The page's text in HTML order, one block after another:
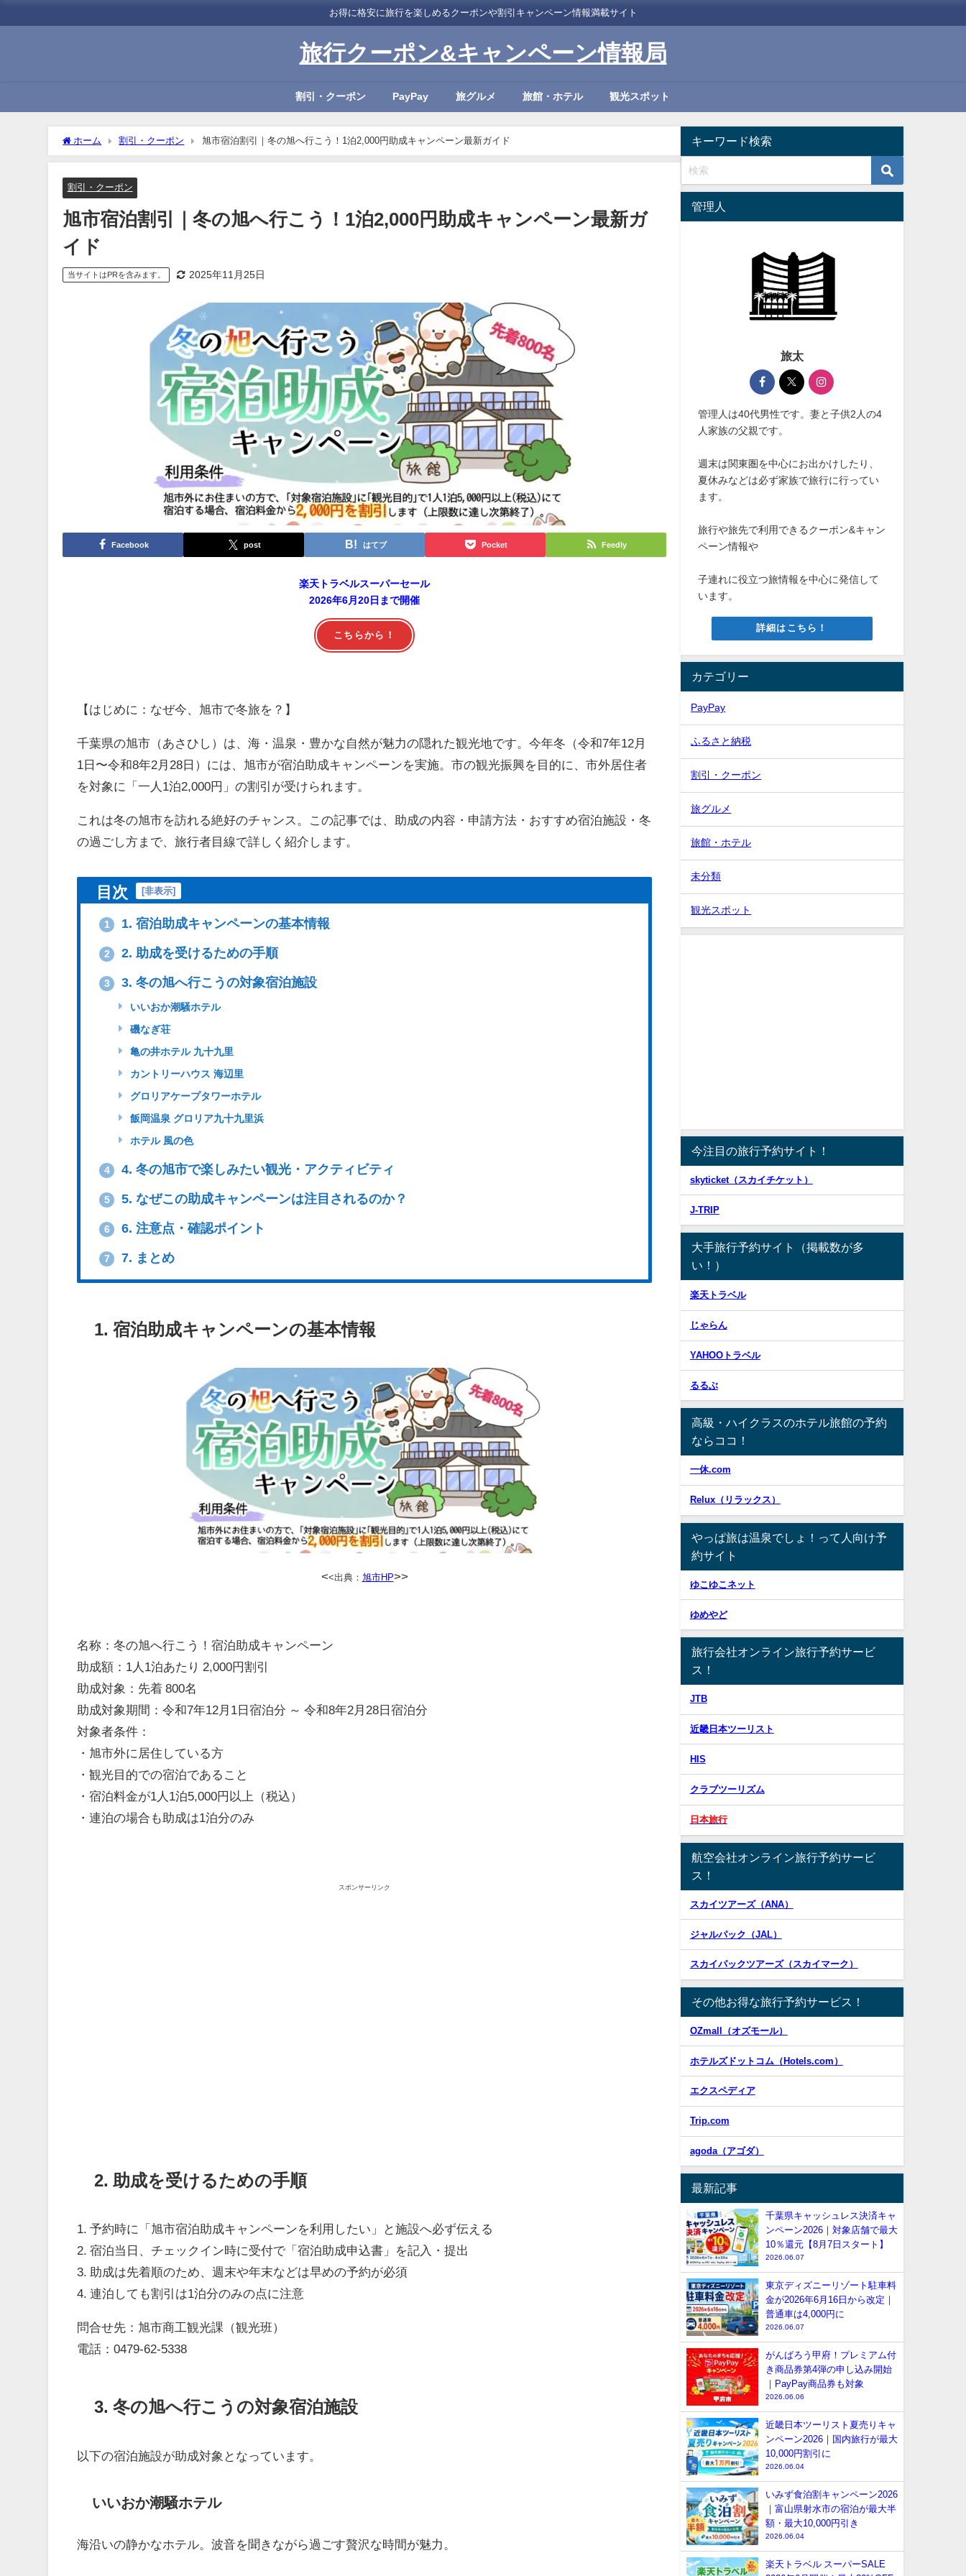
お得に格安に旅行を楽しめるクーポンや割引キャンペーン情報満載サイト
旅行クーポン&キャンペーン情報局
割引・クーポン PayPay 旅グルメ 旅館・ホテル 観光スポット
ホーム 割引・クーポン 旭市宿泊割引｜冬の旭へ行こう！1泊2,000円助成キャンペーン最新ガイド
割引・クーポン
旭市宿泊割引｜冬の旭へ行こう！1泊2,000円助成キャンペーン最新ガ
イド
当サイトはPRを含みます。 2025年11月25日
Facebook post はてブ Pocket Feedly
楽天トラベルスーパーセール
2026年6月20日まで開催
こちらから！
【はじめに：なぜ今、旭市で冬旅を？】
千葉県の旭市（あさひし）は、海・温泉・豊かな自然が魅力の隠れた観光地です。今年冬（令和7年12月
1日〜令和8年2月28日）には、旭市が宿泊助成キャンペーンを実施。市の観光振興を目的に、市外居住者
を対象に「一人1泊2,000円」の割引が受けられます。
これは冬の旭市を訪れる絶好のチャンス。この記事では、助成の内容・申請方法・おすすめ宿泊施設・冬
の過ごし方まで、旅行者目線で詳しく紹介します。
目次 [非表示]
1 1. 宿泊助成キャンペーンの基本情報
2 2. 助成を受けるための手順
3 3. 冬の旭へ行こうの対象宿泊施設
いいおか潮騒ホテル
磯なぎ荘
亀の井ホテル 九十九里
カントリーハウス 海辺里
グロリアケープタワーホテル
飯岡温泉 グロリア九十九里浜
ホテル 風の色
4 4. 冬の旭市で楽しみたい観光・アクティビティ
5 5. なぜこの助成キャンペーンは注目されるのか？
6 6. 注意点・確認ポイント
7 7. まとめ
1. 宿泊助成キャンペーンの基本情報
<<出典： 旭市HP>>
名称：冬の旭へ行こう！宿泊助成キャンペーン
助成額：1人1泊あたり 2,000円割引
助成対象：先着 800名
助成対象期間：令和7年12月1日宿泊分 ～ 令和8年2月28日宿泊分
対象者条件：
・旭市外に居住している方
・観光目的での宿泊であること
・宿泊料金が1人1泊5,000円以上（税込）
・連泊の場合も助成は1泊分のみ
スポンサーリンク
2. 助成を受けるための手順
1. 予約時に「旭市宿泊助成キャンペーンを利用したい」と施設へ必ず伝える
2. 宿泊当日、チェックイン時に受付で「宿泊助成申込書」を記入・提出
3. 助成は先着順のため、週末や年末などは早めの予約が必須
4. 連泊しても割引は1泊分のみの点に注意
問合せ先：旭市商工観光課（観光班）
電話：0479-62-5338
3. 冬の旭へ行こうの対象宿泊施設
以下の宿泊施設が助成対象となっています。
いいおか潮騒ホテル
海沿いの静かなホテル。波音を聞きながら過ごす贅沢な時間が魅力。
キーワード検索
管理人
旅太
管理人は40代男性です。妻と子供2人の4
人家族の父親です。
週末は関東圏を中心にお出かけしたり、
夏休みなどは必ず家族で旅行に行ってい
ます。
旅行や旅先で利用できるクーポン&キャン
ペーン情報や
子連れに役立つ旅情報を中心に発信して
います。
詳細はこちら！
カテゴリー
PayPay
ふるさと納税
割引・クーポン
旅グルメ
旅館・ホテル
未分類
観光スポット
今注目の旅行予約サイト！
skyticket（スカイチケット）
J-TRIP
大手旅行予約サイト（掲載数が多
い！）
楽天トラベル
じゃらん
YAHOOトラベル
るるぶ
高級・ハイクラスのホテル旅館の予約
ならココ！
一休.com
Relux（リラックス）
やっぱ旅は温泉でしょ！って人向け予
約サイト
ゆこゆこネット
ゆめやど
旅行会社オンライン旅行予約サービ
ス！
JTB
近畿日本ツーリスト
HIS
クラブツーリズム
日本旅行
航空会社オンライン旅行予約サービ
ス！
スカイツアーズ（ANA）
ジャルパック（JAL）
スカイパックツアーズ（スカイマーク）
その他お得な旅行予約サービス！
OZmall（オズモール）
ホテルズドットコム（Hotels.com）
エクスペディア
Trip.com
agoda（アゴダ）
最新記事
千葉県キャッシュレス決済キャ
ンペーン2026｜対象店舗で最大
10％還元【8月7日スタート】
2026.06.07
東京ディズニーリゾート駐車料
金が2026年6月16日から改定｜
普通車は4,000円に
2026.06.07
がんばろう甲府！プレミアム付
き商品券第4弾の申し込み開始
｜PayPay商品券も対象
2026.06.06
近畿日本ツーリスト夏売りキャ
ンペーン2026｜国内旅行が最大
10,000円割引に
2026.06.04
いみず食泊割キャンペーン2026
｜富山県射水市の宿泊が最大半
額・最大10,000円引き
2026.06.04
楽天トラベル スーパーSALE